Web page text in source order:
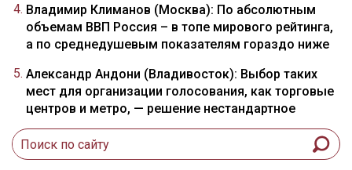
Владимир Климанов (Москва): По абсолютным
объемам ВВП Россия – в топе мирового рейтинга,
а по среднедушевым показателям гораздо ниже
Александр Андони (Владивосток): Выбор таких
мест для организации голосования, как торговые
центров и метро, — решение нестандартное